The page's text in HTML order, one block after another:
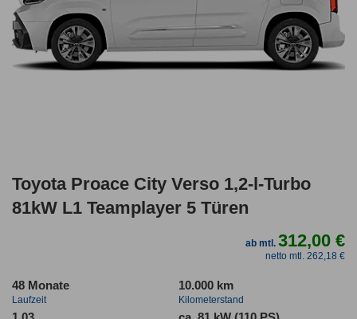
Toyota Proace City Verso 1,2-l-Turbo
81kW L1 Teamplayer 5 Türen
ab mtl.312,00 €
netto mtl. 262,18 €
48 Monate
Laufzeit
10.000 km
Kilometerstand